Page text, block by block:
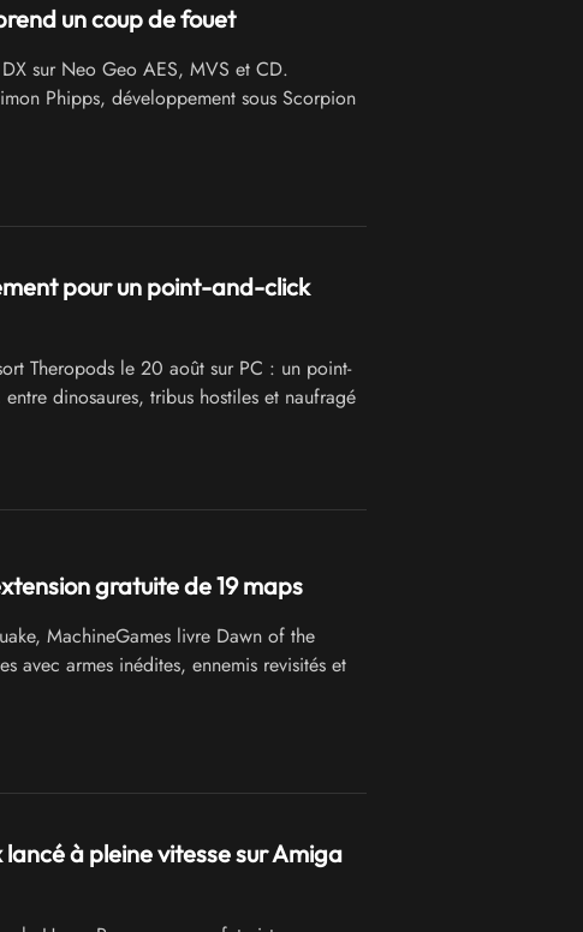
un coup de fouet
sur Neo Geo AES, MVS et CD.
Phipps, développement sous Scorpion
pour un point-and-click
Theropods le 20 août sur PC : un point-
dinosaures, tribus hostiles et naufragé
gratuite de 19 maps
MachineGames livre Dawn of the
avec armes inédites, ennemis revisités et
à pleine vitesse sur Amiga